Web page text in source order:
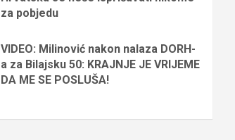
za pobjedu
VIDEO: Milinović nakon nalaza DORH-
a za Bilajsku 50: KRAJNJE JE VRIJEME
DA ME SE POSLUŠA!